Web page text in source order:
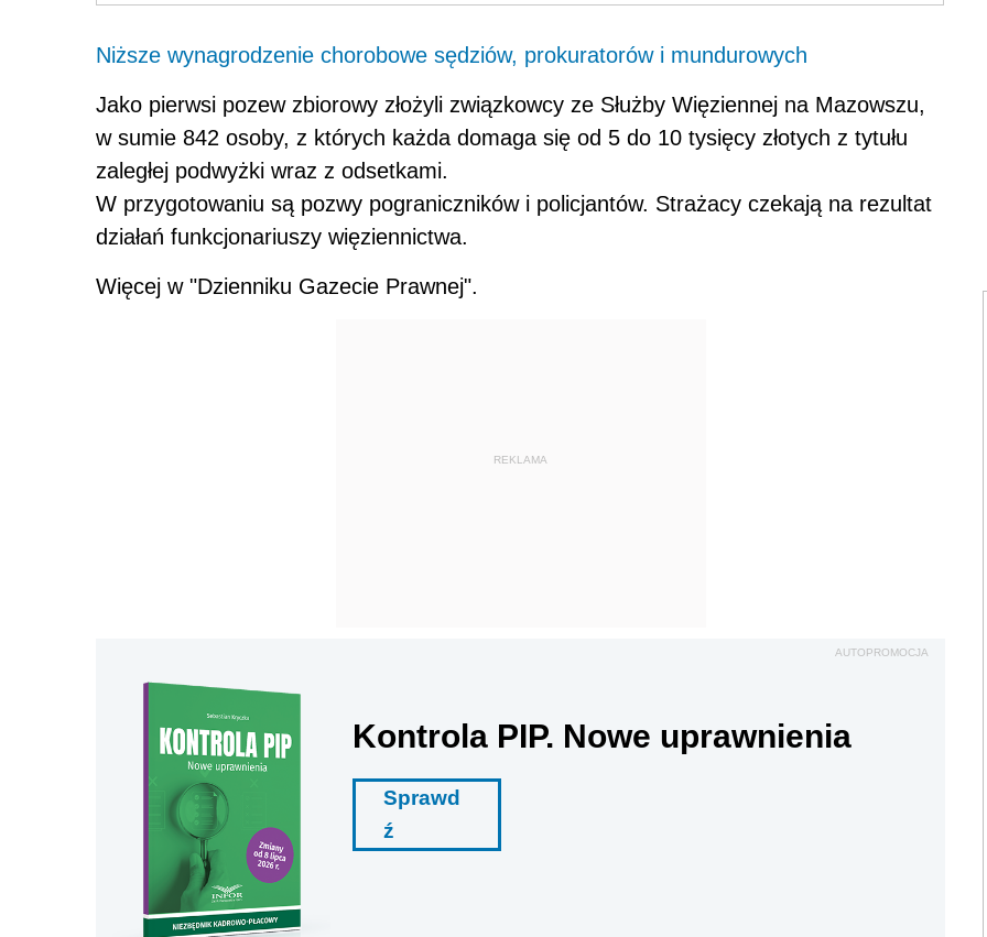
Niższe wynagrodzenie chorobowe sędziów, prokuratorów i mundurowych
Jako pierwsi pozew zbiorowy złożyli związkowcy ze Służby Więziennej na Mazowszu,
w sumie 842 osoby, z których każda domaga się od 5 do 10 tysięcy złotych z tytułu
zaległej podwyżki wraz z odsetkami.
W przygotowaniu są pozwy pograniczników i policjantów. Strażacy czekają na rezultat
działań funkcjonariuszy więziennictwa.
Więcej w "Dzienniku Gazecie Prawnej".
REKLAMA
AUTOPROMOCJA
Kontrola PIP. Nowe uprawnienia
Sprawd
ź